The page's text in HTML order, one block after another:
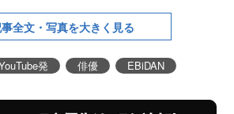
ピソードを明か
全文・写真を大きく見る
発 俳優 EBiDAN